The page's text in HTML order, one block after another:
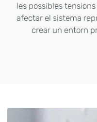
les possibles
afectar el sistema
crear un entorn